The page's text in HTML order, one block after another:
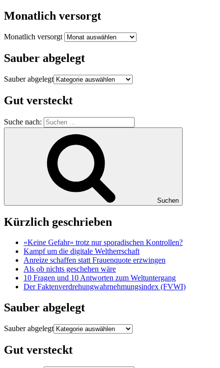
Monatlich versorgt
Monatlich versorgt
Sauber abgelegt
Sauber abgelegt
Gut versteckt
Suche nach:
Suchen
Kürzlich geschrieben
«Keine Gefahr» trotz nur sporadischen Kontrollen?
Kampf um die digitale Weltherrschaft
Anreize schaffen statt Frauenquote erzwingen
Als ob nichts geschehen wäre
10 Fragen und 10 Antworten zum Weltuntergang
Der Faktenverdrehungwahrnehmungsindex (FVWI)
Sauber abgelegt
Sauber abgelegt
Gut versteckt